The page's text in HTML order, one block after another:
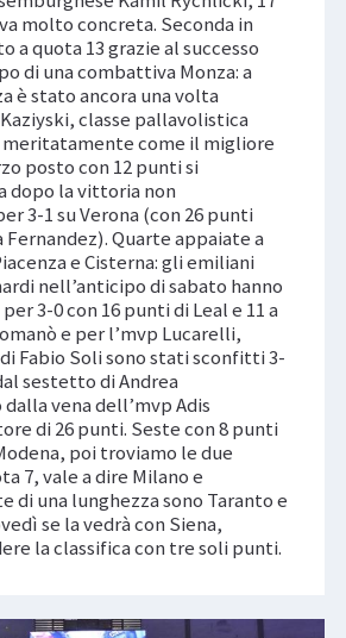
molto concreta. Seconda in
a quota 13 grazie al successo
di una combattiva Monza: a
è stato ancora una volta
classe pallavolistica
come il migliore
posto con 12 punti si
dopo la vittoria non
3-1 su Verona (con 26 punti
Fernandez). Quarte appaiate a
e Cisterna: gli emiliani
nell’anticipo di sabato hanno
3-0 con 16 punti di Leal e 11 a
e per l’mvp Lucarelli,
Fabio Soli sono stati sconfitti 3-
sestetto di Andrea
vena dell’mvp Adis
di 26 punti. Seste con 8 punti
poi troviamo le due
7, vale a dire Milano e
di una lunghezza sono Taranto e
se la vedrà con Siena,
la classifica con tre soli punti.